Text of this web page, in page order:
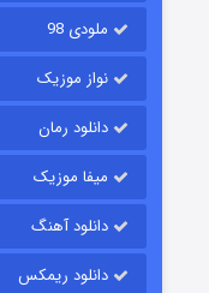
قسمت
ملودی 98
نواز موزیک
دانلود رمان
میفا موزیک
دانلود آهنگ
دانلود ریمکس